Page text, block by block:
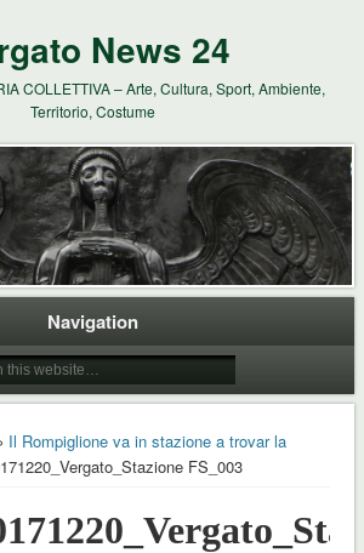
News 24
COLLETTIVA – Arte, Cultura, Sport, Ambiente,
Territorio, Costume
Navigation
Il Rompiglione va in stazione a trovar la
FS_003